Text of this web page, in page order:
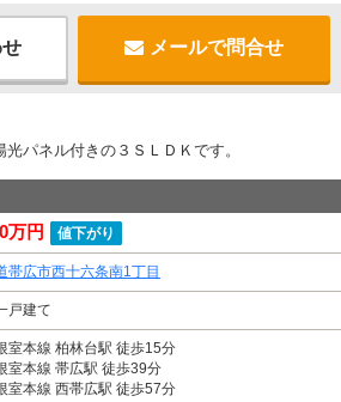
メールで問合せ
パネル付きの３ＳＬＤＫです。
万円 値下がり
帯広市西十六条南1丁目
戸建て
室本線 柏林台駅 徒歩15分
室本線 帯広駅 徒歩39分
室本線 西帯広駅 徒歩57分